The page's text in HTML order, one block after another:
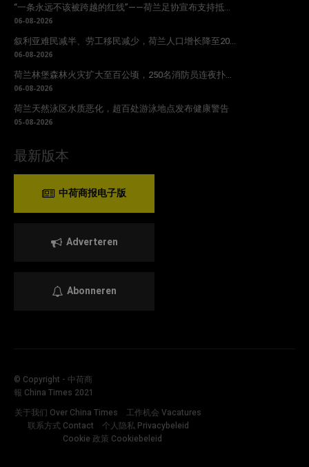
“一条永远不该被跨越的红线”——荷兰足协宣布支持抵...
06-08-2026
叙利亚难民减半、劳工移民减少，荷兰人口增长降至20...
06-08-2026
荷兰林堡森林火灾扩大至百公顷，250名消防员连夜扑...
06-08-2026
荷兰天然泳区水质恶化，超百处游泳地点发布健康警告
05-08-2026
最新版本
中荷商报电子版
Adverteren
Abonneren
© Copyright - 中荷商
報 China Times 2021
关于我们 Over China Times
工作机会 Vacatures
联系方式 Contact
个人隐私 Privacybeleid
Cookie 政策 Cookiebeleid